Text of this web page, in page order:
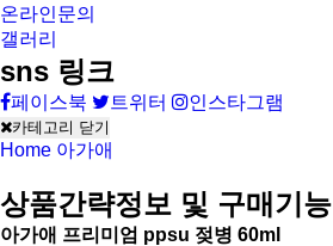
온라인문의
갤러리
sns 링크
페이스북 트위터 인스타그램
카테고리 닫기
Home 아가애
상품간략정보 및 구매기능
아가애 프리미엄 ppsu 젖병 60ml